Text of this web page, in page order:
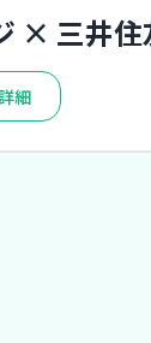
× 三井住
細